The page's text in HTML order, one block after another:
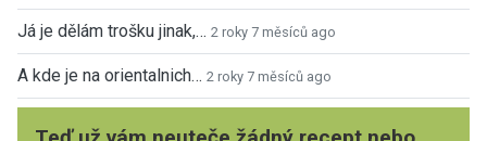
Já je dělám trošku jinak,… 2 roky 7 měsíců ago
A kde je na orientalnich… 2 roky 7 měsíců ago